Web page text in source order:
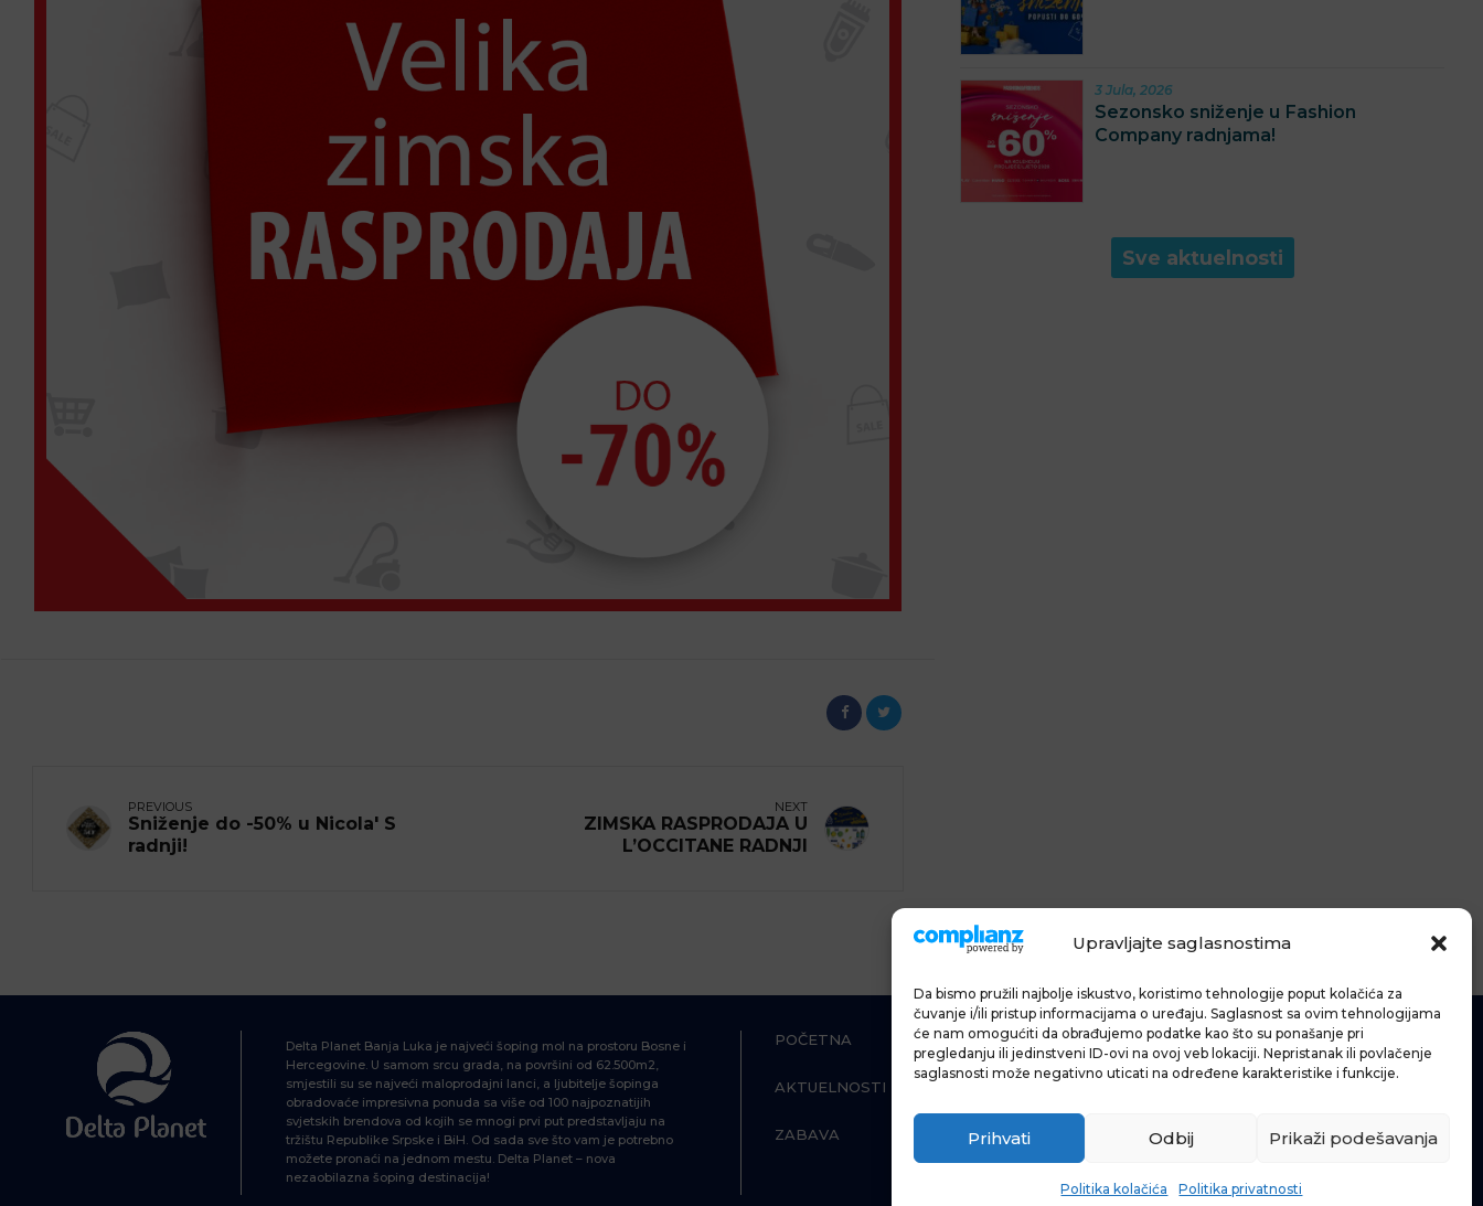
Upravljajte saglasnostima
Da bismo pružili najbolje iskustvo, koristimo tehnologije poput kolačića za
čuvanje i/ili pristup informacijama o uređaju. Saglasnost sa ovim tehnologijama
će nam omogućiti da obrađujemo podatke kao što su ponašanje pri
pregledanju ili jedinstveni ID-ovi na ovoj veb lokaciji. Nepristanak ili povlačenje
saglasnosti može negativno uticati na određene karakteristike i funkcije.
Prihvati Odbij Prikaži podešavanja
Politika kolačića Politika privatnosti
PREVIOUS
Sniženje do -50% u Nicola' S
radnji!
NEXT
ZIMSKA RASPRODAJA U
L’OCCITANE RADNJI
3 Jula, 2026
Sezonsko sniženje u Fashion
Company radnjama!
Sve aktuelnosti
Delta Planet Banja Luka je najveći šoping mol na prostoru Bosne i
Hercegovine. U samom srcu grada, na površini od 62.500m2,
smjestili su se najveći maloprodajni lanci, a ljubitelje šopinga
obradovaće impresivna ponuda sa više od 100 najpoznatijih
svjetskih brendova od kojih se mnogi prvi put predstavljaju na
tržištu Republike Srpske i BiH. Od sada sve što vam je potrebno
možete pronaći na jednom mestu. Delta Planet – nova
nezaobilazna šoping destinacija!
POČETNA ŠOPING
AKTUELNOSTI HRANA I PIĆE
ZABAVA INFORMACIJE